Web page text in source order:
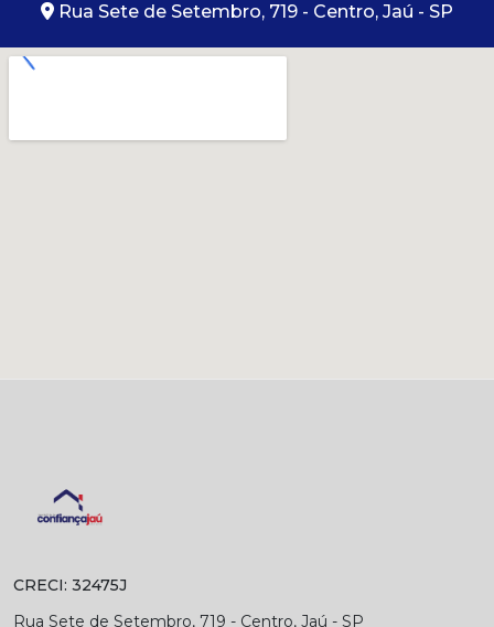
Rua Sete de Setembro, 719 - Centro, Jaú - SP
CRECI: 32475J
Rua Sete de Setembro, 719 - Centro, Jaú - SP